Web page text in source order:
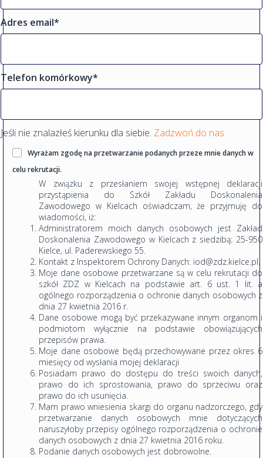
Adres email*
Telefon komórkowy*
Jeśli nie znalazłeś kierunku dla siebie. Zadzwoń do nas
Wyrażam zgodę na przetwarzanie podanych przeze mnie danych w
celu rekrutacji.
W związku z przesłaniem swojej wstępnej deklaracji
przystąpienia do Szkół Zakładu Doskonalenia
Zawodowego w Kielcach oświadczam, że przyjmuję do
wiadomości, iż:
Administratorem moich danych osobowych jest Zakład
Doskonalenia Zawodowego w Kielcach z siedzibą: 25-950
Kielce, ul. Paderewskiego 55.
Kontakt z Inspektorem Ochrony Danych: iod@zdz.kielce.pl.
Moje dane osobowe przetwarzane są w celu rekrutacji do
szkół ZDZ w Kielcach na podstawie art. 6 ust. 1 lit. a
ogólnego rozporządzenia o ochronie danych osobowych z
dnia 27 kwietnia 2016 r.
Dane osobowe mogą być przekazywane innym organom i
podmiotom wyłącznie na podstawie obowiązujących
przepisów prawa.
Moje dane osobowe będą przechowywane przez okres 6
miesięcy od wysłania mojej deklaracji
Posiadam prawo do dostępu do treści swoich danych,
prawo do ich sprostowania, prawo do sprzeciwu oraz
prawo do ich usunięcia.
Mam prawo wniesienia skargi do organu nadzorczego, gdy
przetwarzanie danych osobowych mnie dotyczących
naruszyłoby przepisy ogólnego rozporządzenia o ochronie
danych osobowych z dnia 27 kwietnia 2016 roku.
Podanie danych osobowych jest dobrowolne.